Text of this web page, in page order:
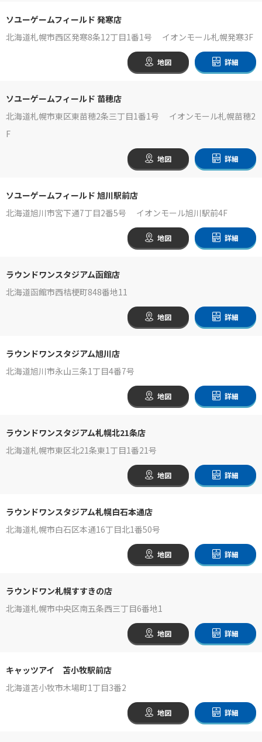
ソユーゲームフィールド 発寒店
北海道札幌市西区発寒8条12丁目1番1号 イオンモール札幌発寒3F
地図 詳細
ソユーゲームフィールド 苗穂店
北海道札幌市東区東苗穂2条三丁目1番1号 イオンモール札幌苗穂2
F
地図 詳細
ソユーゲームフィールド 旭川駅前店
北海道旭川市宮下通7丁目2番5号 イオンモール旭川駅前4F
地図 詳細
ラウンドワンスタジアム函館店
北海道函館市西桔梗町848番地11
地図 詳細
ラウンドワンスタジアム旭川店
北海道旭川市永山三条1丁目4番7号
地図 詳細
ラウンドワンスタジアム札幌北21条店
北海道札幌市東区北21条東1丁目1番21号
地図 詳細
ラウンドワンスタジアム札幌白石本通店
北海道札幌市白石区本通16丁目北1番50号
地図 詳細
ラウンドワン札幌すすきの店
北海道札幌市中央区南五条西三丁目6番地1
地図 詳細
キャッツアイ 苫小牧駅前店
北海道苫小牧市木場町1丁目3番2
地図 詳細